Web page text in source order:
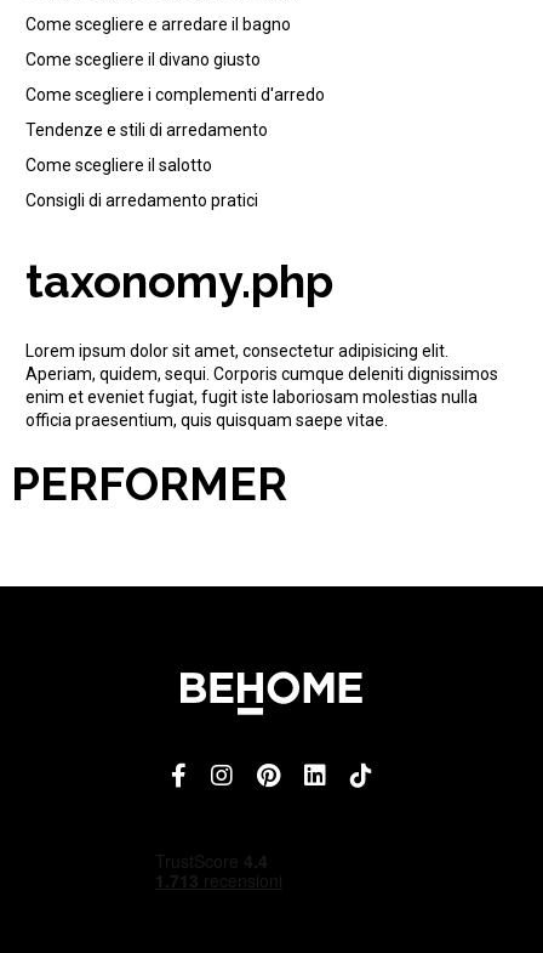
Come scegliere e arredare il bagno
Come scegliere il divano giusto
Come scegliere i complementi d'arredo
Tendenze e stili di arredamento
Come scegliere il salotto
Consigli di arredamento pratici
taxonomy.php
Lorem ipsum dolor sit amet, consectetur adipisicing elit.
Aperiam, quidem, sequi. Corporis cumque deleniti dignissimos
enim et eveniet fugiat, fugit iste laboriosam molestias nulla
officia praesentium, quis quisquam saepe vitae.
PERFORMER